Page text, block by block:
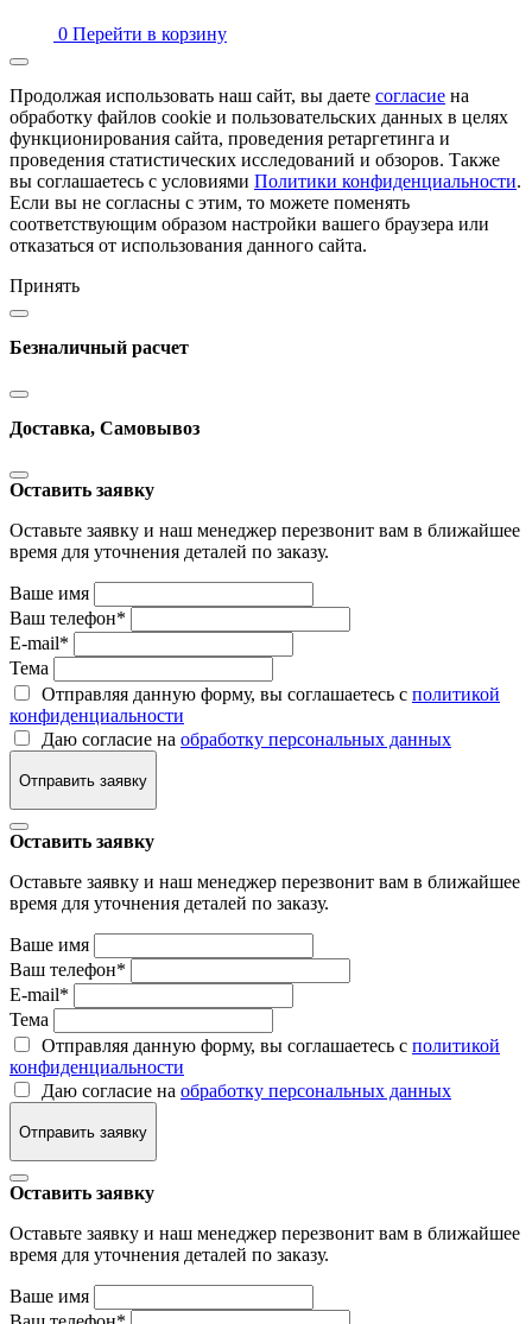
0 Перейти в корзину
Продолжая использовать наш сайт, вы даете согласие на
обработку файлов cookie и пользовательских данных в целях
функционирования сайта, проведения ретаргетинга и
проведения статистических исследований и обзоров. Также
вы соглашаетесь с условиями Политики конфиденциальности.
Если вы не согласны с этим, то можете поменять
соответствующим образом настройки вашего браузера или
отказаться от использования данного сайта.
Принять
Безналичный расчет
Доставка, Самовывоз
Оставить заявку
Оставьте заявку и наш менеджер перезвонит вам в ближайшее
время для уточнения деталей по заказу.
Ваше имя
Ваш телефон*
E-mail*
Тема
Отправляя данную форму, вы соглашаетесь с политикой
конфиденциальности
Даю согласие на обработку персональных данных
Отправить заявку
Оставить заявку
Оставьте заявку и наш менеджер перезвонит вам в ближайшее
время для уточнения деталей по заказу.
Ваше имя
Ваш телефон*
E-mail*
Тема
Отправляя данную форму, вы соглашаетесь с политикой
конфиденциальности
Даю согласие на обработку персональных данных
Отправить заявку
Оставить заявку
Оставьте заявку и наш менеджер перезвонит вам в ближайшее
время для уточнения деталей по заказу.
Ваше имя